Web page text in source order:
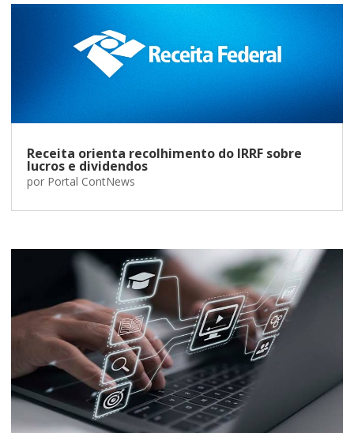
Receita orienta recolhimento do IRRF sobre
lucros e dividendos
por Portal ContNews